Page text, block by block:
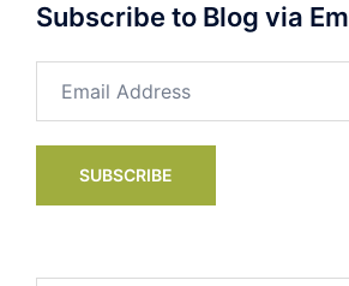
Subscribe to Blog via
Address
SUBSCRIBE